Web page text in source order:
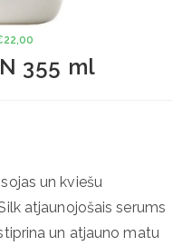
22,00
355 ml
un kviešu
atjaunojošais serums
un atjauno matu